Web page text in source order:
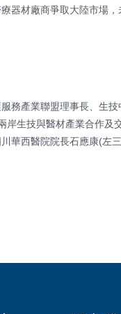
器材廠商爭取大陸市場
務產業聯盟理事長、生
岸生技與醫材產業合作及
華西醫院院長石應康(左